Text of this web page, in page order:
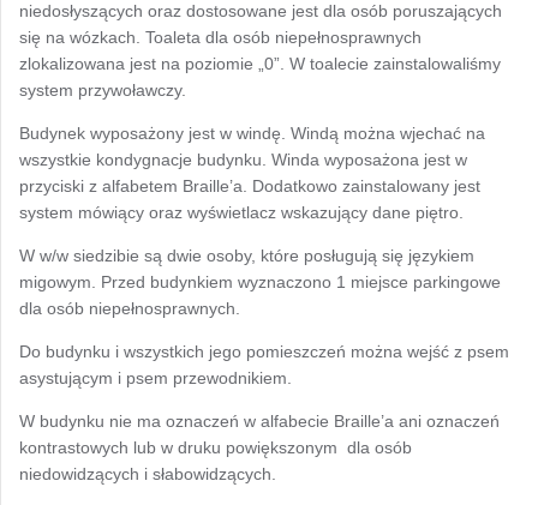
niedosłyszących oraz dostosowane jest dla osób poruszających
się na wózkach. Toaleta dla osób niepełnosprawnych
zlokalizowana jest na poziomie „0”. W toalecie zainstalowaliśmy
system przywoławczy.
Budynek wyposażony jest w windę. Windą można wjechać na
wszystkie kondygnacje budynku. Winda wyposażona jest w
przyciski z alfabetem Braille’a. Dodatkowo zainstalowany jest
system mówiący oraz wyświetlacz wskazujący dane piętro.
W w/w siedzibie są dwie osoby, które posługują się językiem
migowym. Przed budynkiem wyznaczono 1 miejsce parkingowe
dla osób niepełnosprawnych.
Do budynku i wszystkich jego pomieszczeń można wejść z psem
asystującym i psem przewodnikiem.
W budynku nie ma oznaczeń w alfabecie Braille’a ani oznaczeń
kontrastowych lub w druku powiększonym dla osób
niedowidzących i słabowidzących.